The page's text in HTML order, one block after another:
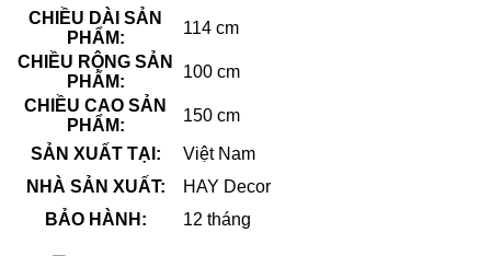
CHIỀU DÀI SẢN
PHẨM:
114 cm
CHIỀU RỘNG SẢN
PHẨM:
100 cm
CHIỀU CAO SẢN
PHẨM:
150 cm
SẢN XUẤT TẠI:
Việt Nam
NHÀ SẢN XUẤT:
HAY Decor
BẢO HÀNH:
12 tháng